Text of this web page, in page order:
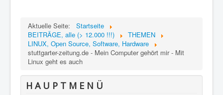
Aktuelle Seite:
Startseite
BEITRÄGE, alle (> 12.000 !!!)
THEMEN
LINUX, Open Source, Software, Hardware
stuttgarter-zeitung.de - Mein Computer gehört mir - Mit
Linux geht es auch
H A U P T M E N Ü